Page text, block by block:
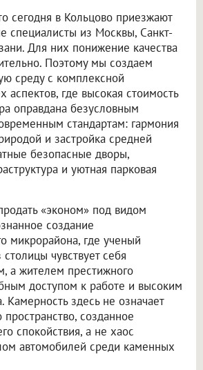
сегодня в Кольцово приезжают
специалисты из Москвы, Санкт-
Для них понижение качества
Поэтому мы создаем
среду с комплексной
аспектов, где высокая стоимость
оправдана безусловным
стандартам: гармония
и застройка средней
безопасные дворы,
и уютная парковая
«эконом» под видом
создание
микрорайона, где ученый
чувствует себя
а жителем престижного
доступом к работе и высоким
Камерность здесь не означает
созданное
спокойствия, а не хаос
автомобилей среди каменных